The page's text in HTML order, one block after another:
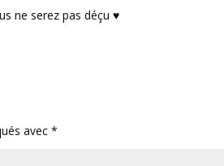
ne serez pas déçu ♥
avec*